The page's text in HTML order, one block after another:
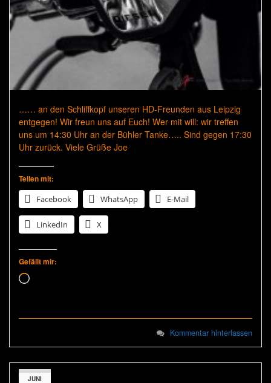
…… an den Schliffkopf unseren HD-Freunden aus Leipzig
entgegen! Wir freun uns auf Euch! Wer mit will: wir treffen
uns um 14:30 Uhr an der Bühler Tanke….. Sind gegen 17:30
Uhr zurück. Viele Grüße Joe
Teilen mit:
Facebook
WhatsApp E-Mail
LinkedIn X
Gefällt mir:
Wird geladen …
Kommentar hinterlassen
JUNI